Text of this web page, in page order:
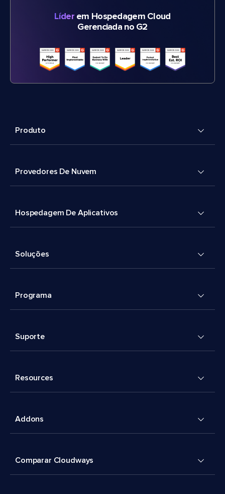
Líderem Hospedagem Cloud
Gerenciada no G2
Produto
Provedores De Nuvem
Hospedagem De Aplicativos
Soluções
Programa
Suporte
Resources
Addons
Comparar Cloudways